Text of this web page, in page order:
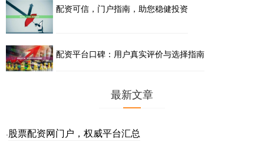
配资可信，门户指南，助您稳健投资
配资平台口碑：用户真实评价与选择指南
最新文章
·股票配资网门户，权威平台汇总